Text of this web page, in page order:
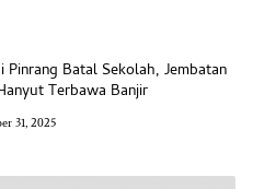
Pinrang Batal Sekolah, Jembatan
Terbawa Banjir
31, 2025